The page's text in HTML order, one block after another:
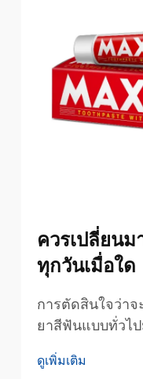
ควรเปลี่ยน
ทุกวันเมื่อใด
การตัดสินใจว่าจ
ยาสีฟันแบบทั่วไ
ชีวิตประจำวันนั้
ด้านการดูแลสุขภ
ดูเพิ่มเติม